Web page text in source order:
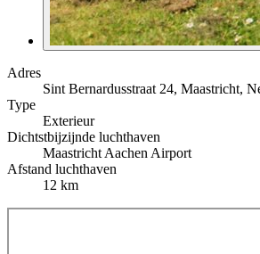
Adres
Sint Bernardusstraat 24, Maastricht,
Type
Exterieur
Dichtstbijzijnde luchthaven
Maastricht Aachen Airport
Afstand luchthaven
12 km